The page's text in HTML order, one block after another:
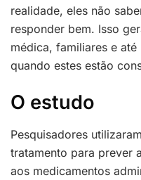
realidade, eles não
responder bem. Isso
médica, familiares e
quando estes estão
O estudo
Pesquisadores
tratamento para prever
aos medicamentos